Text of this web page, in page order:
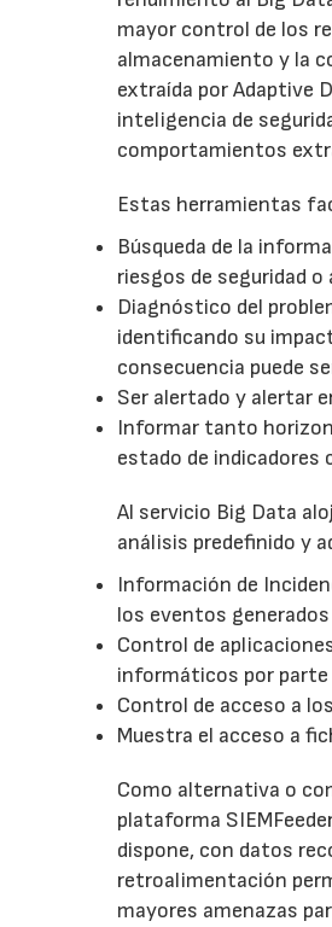
mayor control de los
almacenamiento y la
extraída por Adaptive
inteligencia de
comportamientos
Estas herramientas
Búsqueda de la
riesgos de seguridad
Diagnóstico del
identificando su
consecuencia puede
Ser alertado y alertar
Informar tanto
estado de indicadores
Al servicio Big Data
análisis predefinido y
Información de
los eventos
Control de
informáticos por parte
Control de acceso a
Muestra el acceso a
Como alternativa o
plataforma
dispone, con datos
retroalimentación
mayores amenazas